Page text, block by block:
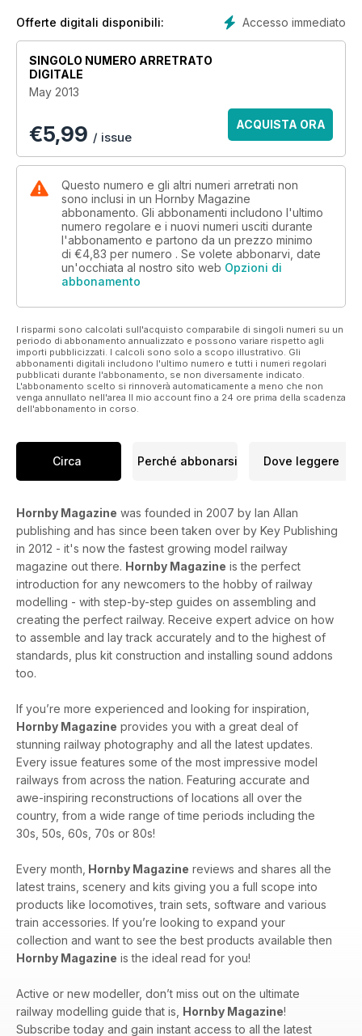
Accesso immediato
Offerte digitali disponibili:
SINGOLO NUMERO ARRETRATO
DIGITALE
May 2013
€5,99 / issue
ACQUISTA ORA
Questo numero e gli altri numeri arretrati non
sono inclusi in un Hornby Magazine
abbonamento. Gli abbonamenti includono l'ultimo
numero regolare e i nuovi numeri usciti durante
l'abbonamento e partono da un prezzo minimo
di €4,83 per numero . Se volete abbonarvi, date
un'occhiata al nostro sito web Opzioni di
abbonamento
I risparmi sono calcolati sull'acquisto comparabile di singoli numeri su un
periodo di abbonamento annualizzato e possono variare rispetto agli
importi pubblicizzati. I calcoli sono solo a scopo illustrativo. Gli
abbonamenti digitali includono l'ultimo numero e tutti i numeri regolari
pubblicati durante l'abbonamento, se non diversamente indicato.
L'abbonamento scelto si rinnoverà automaticamente a meno che non
venga annullato nell'area Il mio account fino a 24 ore prima della scadenza
dell'abbonamento in corso.
Circa Perché abbonarsi Dove leggere
Hornby Magazine was founded in 2007 by Ian Allan
publishing and has since been taken over by Key Publishing
in 2012 - it's now the fastest growing model railway
magazine out there. Hornby Magazine is the perfect
introduction for any newcomers to the hobby of railway
modelling - with step-by-step guides on assembling and
creating the perfect railway. Receive expert advice on how
to assemble and lay track accurately and to the highest of
standards, plus kit construction and installing sound addons
too.
If you’re more experienced and looking for inspiration,
Hornby Magazine provides you with a great deal of
stunning railway photography and all the latest updates.
Every issue features some of the most impressive model
railways from across the nation. Featuring accurate and
awe-inspiring reconstructions of locations all over the
country, from a wide range of time periods including the
30s, 50s, 60s, 70s or 80s!
Every month, Hornby Magazine reviews and shares all the
latest trains, scenery and kits giving you a full scope into
products like locomotives, train sets, software and various
train accessories. If you’re looking to expand your
collection and want to see the best products available then
Hornby Magazine is the ideal read for you!
Active or new modeller, don’t miss out on the ultimate
railway modelling guide that is, Hornby Magazine!
Subscribe today and gain instant access to all the latest